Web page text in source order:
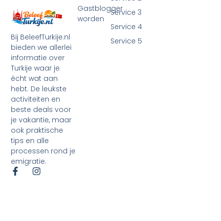
Bij BeleefTurkije.nl
bieden we allerlei
informatie over
Turkije waar je
écht wat aan
hebt. De leukste
activiteiten en
beste deals voor
je vakantie, maar
ook praktische
tips en alle
processen rond je
emigratie.
Service 3
Service 4
Service 5
Gastblogger
worden